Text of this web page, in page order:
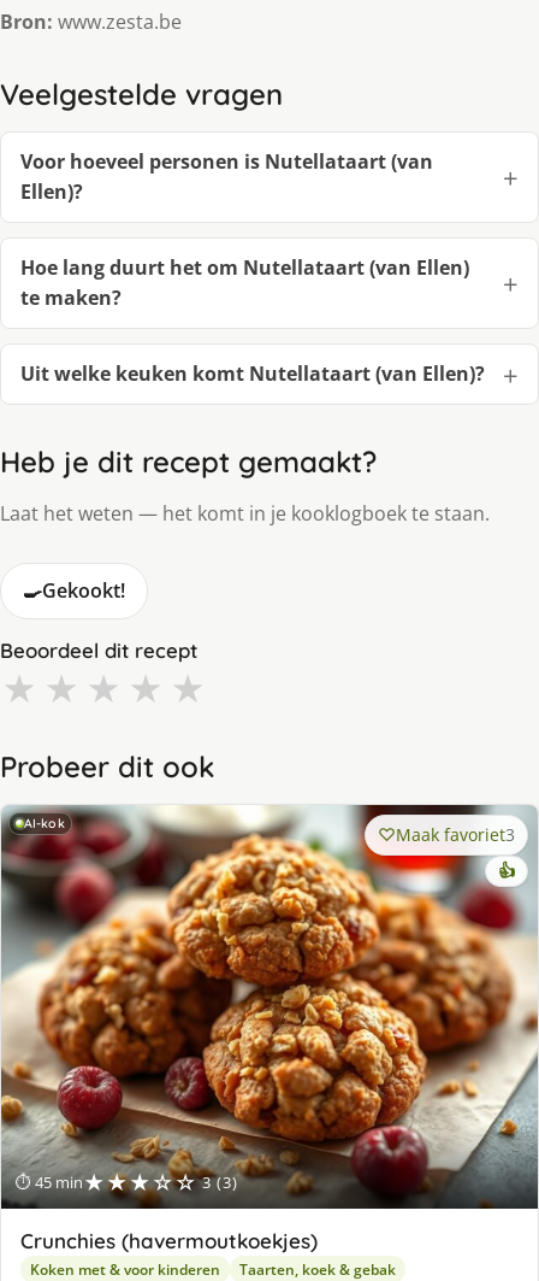
Bron: www.zesta.be
Veelgestelde vragen
Voor hoeveel personen is Nutellataart (van
Ellen)?
Hoe lang duurt het om Nutellataart (van Ellen)
te maken?
Uit welke keuken komt Nutellataart (van Ellen)?
Heb je dit recept gemaakt?
Laat het weten — het komt in je kooklogboek te staan.
🍳Gekookt!
Beoordeel dit recept
★ ★ ★ ★ ★
Probeer dit ook
AI-kok
⏱ 45 min★★★☆☆ 3 (3)
Maak favoriet3
👍
Crunchies (havermoutkoekjes)
Koken met & voor kinderen Taarten, koek & gebak